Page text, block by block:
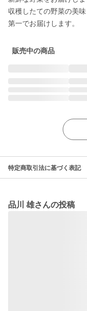
収穫したての野菜の美
第一でお届けします。
販売中の商品
特定商取引法に基づく表記
品川 雄さんの投稿